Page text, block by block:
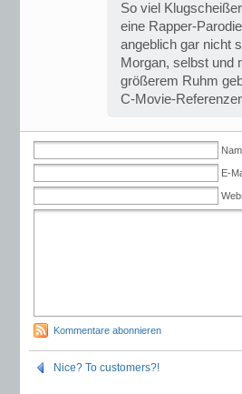
So viel
eine Rapper-
angeblich gar nicht
Morgan, selbst und
größerem Ruhm
C-Movie-
E-
Kommentare abonnieren
Nice? To customers?!